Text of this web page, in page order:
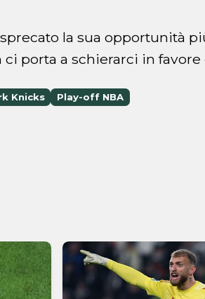
la sua opportunità
porta a schierarci in favore
Knicks Play-off NBA